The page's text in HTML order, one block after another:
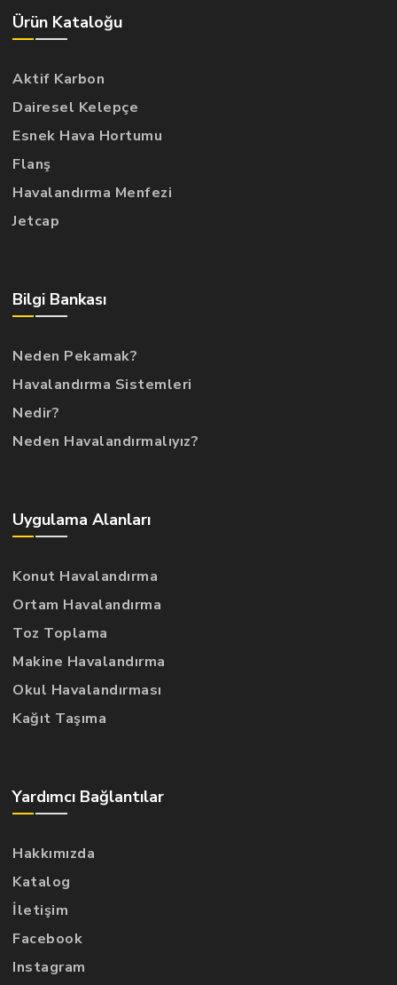
Ürün Kataloğu
Aktif Karbon
Dairesel Kelepçe
Esnek Hava Hortumu
Flanş
Havalandırma Menfezi
Jetcap
Bilgi Bankası
Neden Pekamak?
Havalandırma Sistemleri
Nedir?
Neden Havalandırmalıyız?
Uygulama Alanları
Konut Havalandırma
Ortam Havalandırma
Toz Toplama
Makine Havalandırma
Okul Havalandırması
Kağıt Taşıma
Yardımcı Bağlantılar
Hakkımızda
Katalog
İletişim
Facebook
Instagram